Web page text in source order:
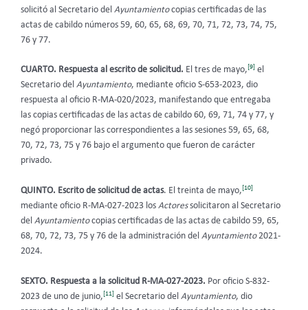
solicitó al Secretario del Ayuntamientocopias certificadas de las
actas de cabildo números 59, 60, 65, 68, 69, 70, 71, 72, 73, 74, 75,
76 y 77.
CUARTO. Respuesta al escrito de solicitud. El tres de mayo, [9] el
Secretario del Ayuntamiento, mediante oficio S-653-2023, dio
respuesta al oficio R-MA-020/2023, manifestando que entregaba
las copias certificadas de las actas de cabildo 60, 69, 71, 74 y 77, y
negó proporcionar las correspondientes a las sesiones 59, 65, 68,
70, 72, 73, 75 y 76 bajo el argumento que fueron de carácter
privado.
QUINTO. Escrito de solicitud de actas. El treinta de mayo,[10]
mediante oficio R-MA-027-2023 los Actoressolicitaron al Secretario
del Ayuntamientocopias certificadas de las actas de cabildo 59, 65,
68, 70, 72, 73, 75 y 76 de la administración del Ayuntamiento2021-
2024.
SEXTO. Respuesta a la solicitud R-MA-027-2023. Por oficio S-832-
2023 de uno de junio,[11] el Secretario del Ayuntamiento, dio